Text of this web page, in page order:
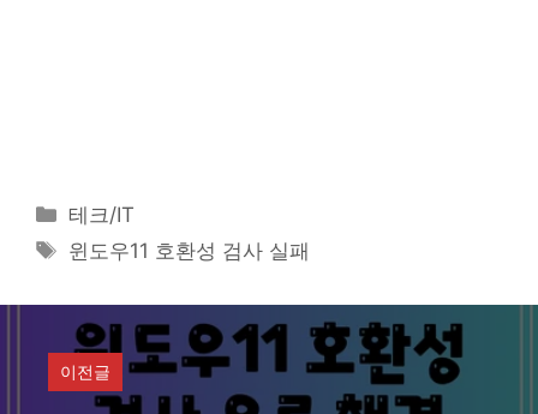
카
테
리
테크/IT
태
윈도우11 호환성 검사 실패
이전글